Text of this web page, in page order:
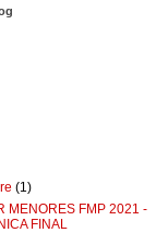
(1)
MENORES FMP 2021 -
FINAL